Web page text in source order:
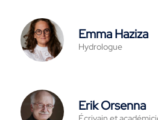
Emma Haziza
Hydrologue
Erik Orsenna